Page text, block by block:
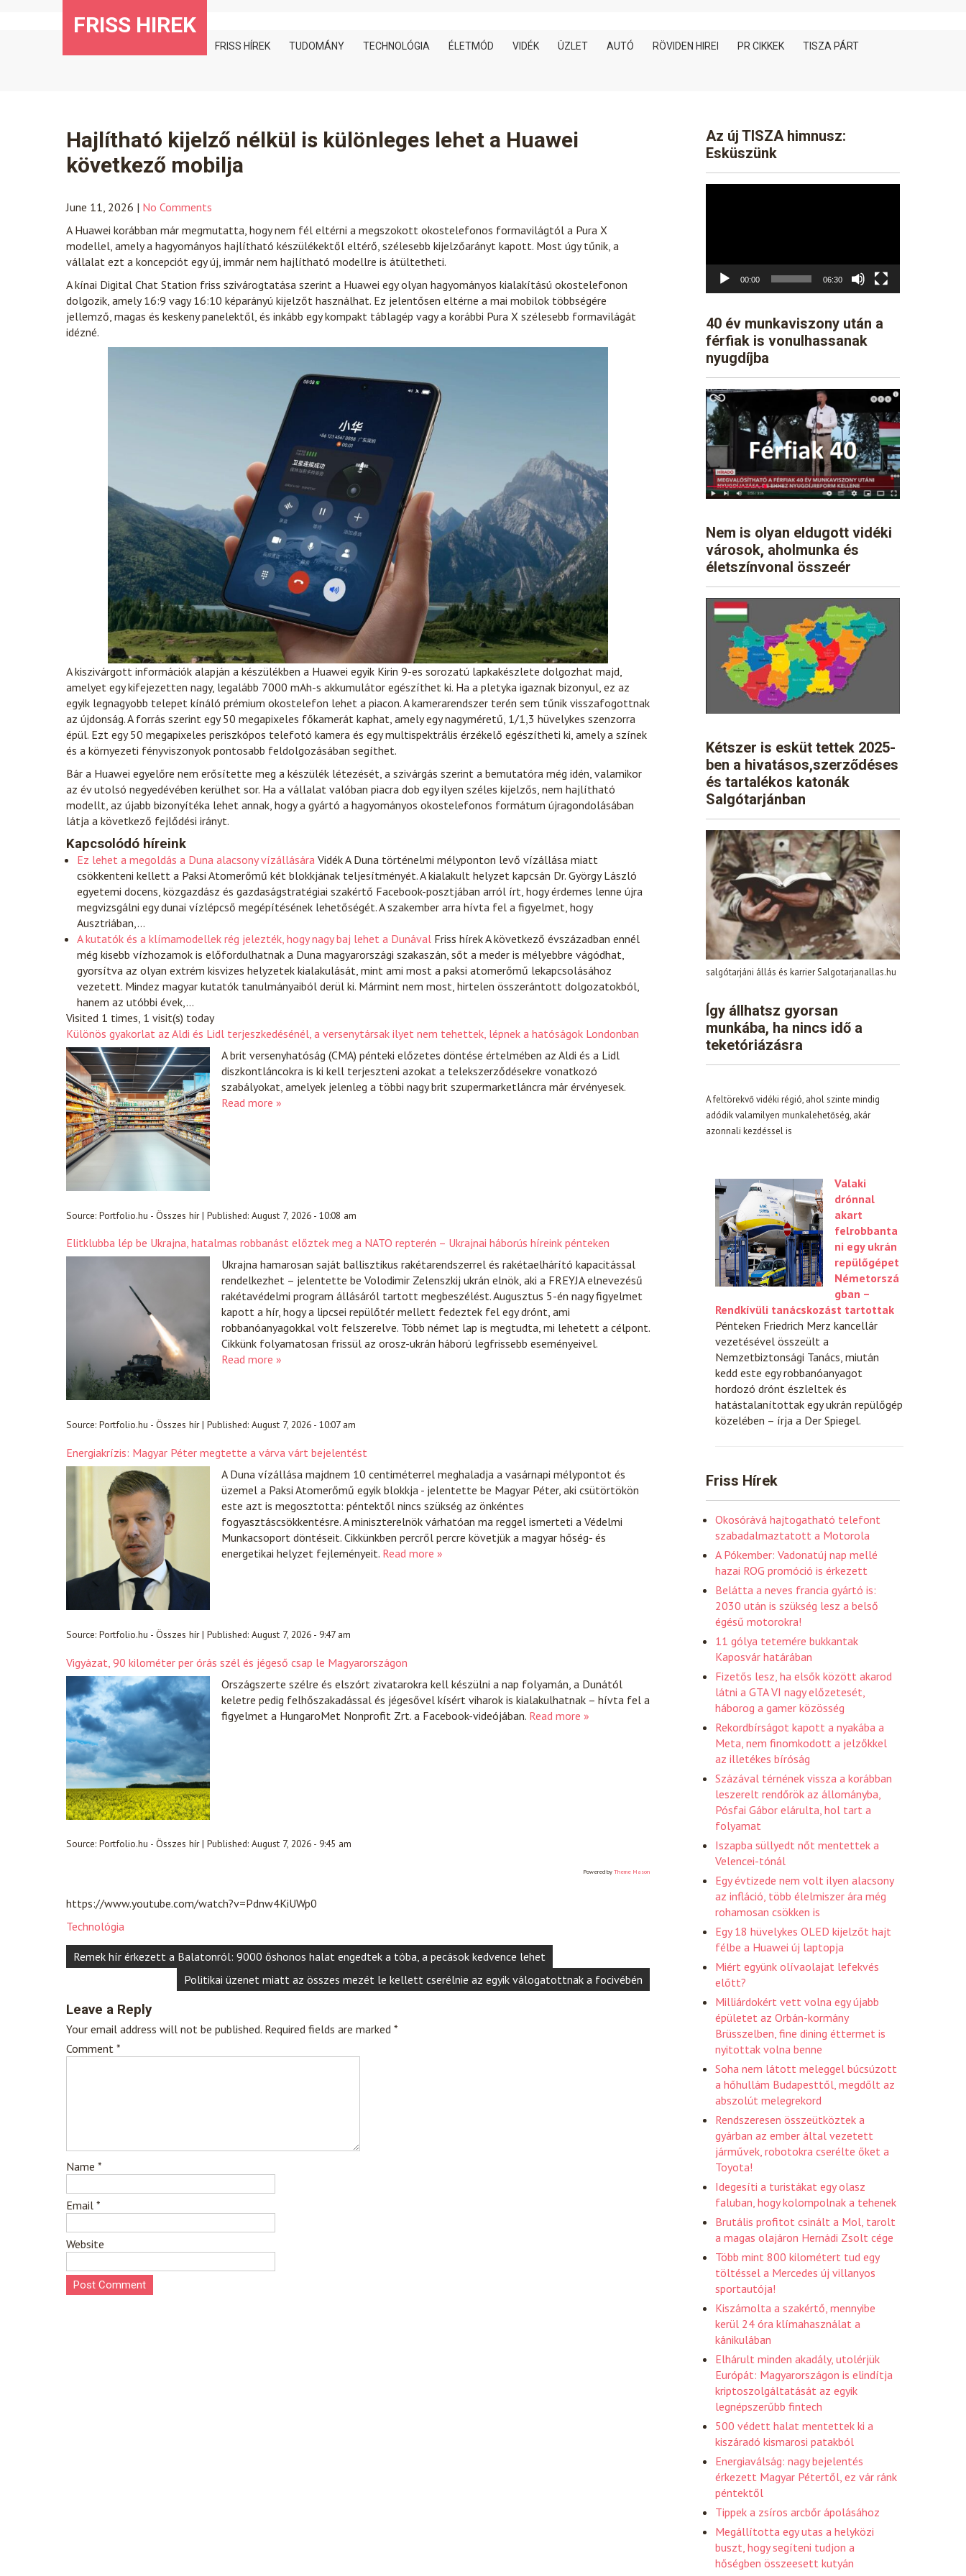
FRISS HIREK
FRISS HÍREK TUDOMÁNY TECHNOLÓGIA ÉLETMÓD VIDÉK ÜZLET AUTÓ RÖVIDEN HIREI PR CIKKEK TISZA PÁRT
Hajlítható kijelző nélkül is különleges lehet a Huawei
következő mobilja
June 11, 2026 | No Comments
A Huawei korábban már megmutatta, hogy nem fél eltérni a megszokott okostelefonos formavilágtól a Pura X
modellel, amely a hagyományos hajlítható készülékektől eltérő, szélesebb kijelzőarányt kapott. Most úgy tűnik, a
vállalat ezt a koncepciót egy új, immár nem hajlítható modellre is átültetheti.
A kínai Digital Chat Station friss szivárogtatása szerint a Huawei egy olyan hagyományos kialakítású okostelefonon
dolgozik, amely 16:9 vagy 16:10 képarányú kijelzőt használhat. Ez jelentősen eltérne a mai mobilok többségére
jellemző, magas és keskeny panelektől, és inkább egy kompakt táblagép vagy a korábbi Pura X szélesebb formavilágát
idézné.
A kiszivárgott információk alapján a készülékben a Huawei egyik Kirin 9-es sorozatú lapkakészlete dolgozhat majd,
amelyet egy kifejezetten nagy, legalább 7000 mAh-s akkumulátor egészíthet ki. Ha a pletyka igaznak bizonyul, ez az
egyik legnagyobb telepet kínáló prémium okostelefon lehet a piacon. A kamerarendszer terén sem tűnik visszafogottnak
az újdonság. A forrás szerint egy 50 megapixeles főkamerát kaphat, amely egy nagyméretű, 1/1,3 hüvelykes szenzorra
épül. Ezt egy 50 megapixeles periszkópos telefotó kamera és egy multispektrális érzékelő egészítheti ki, amely a színek
és a környezeti fényviszonyok pontosabb feldolgozásában segíthet.
Bár a Huawei egyelőre nem erősítette meg a készülék létezését, a szivárgás szerint a bemutatóra még idén, valamikor
az év utolsó negyedévében kerülhet sor. Ha a vállalat valóban piacra dob egy ilyen széles kijelzős, nem hajlítható
modellt, az újabb bizonyítéka lehet annak, hogy a gyártó a hagyományos okostelefonos formátum újragondolásában
látja a következő fejlődési irányt.
Kapcsolódó híreink
Ez lehet a megoldás a Duna alacsony vízállására VidékA Duna történelmi mélyponton levő vízállása miatt
csökkenteni kellett a Paksi Atomerőmű két blokkjának teljesítményét. A kialakult helyzet kapcsán Dr. György László
egyetemi docens, közgazdász és gazdaságstratégiai szakértő Facebook-posztjában arról írt, hogy érdemes lenne újra
megvizsgálni egy dunai vízlépcső megépítésének lehetőségét. A szakember arra hívta fel a figyelmet, hogy
Ausztriában,…
A kutatók és a klímamodellek rég jelezték, hogy nagy baj lehet a Dunával Friss hírekA következő évszázadban ennél
még kisebb vízhozamok is előfordulhatnak a Duna magyarországi szakaszán, sőt a meder is mélyebbre vágódhat,
gyorsítva az olyan extrém kisvizes helyzetek kialakulását, mint ami most a paksi atomerőmű lekapcsolásához
vezetett. Mindez magyar kutatók tanulmányaiból derül ki. Mármint nem most, hirtelen összerántott dolgozatokból,
hanem az utóbbi évek,…
Visited 1 times, 1 visit(s) today
Különös gyakorlat az Aldi és Lidl terjeszkedésénél, a versenytársak ilyet nem tehettek, lépnek a hatóságok Londonban
A brit versenyhatóság (CMA) pénteki előzetes döntése értelmében az Aldi és a Lidl
diszkontláncokra is ki kell terjeszteni azokat a telekszerződésekre vonatkozó
szabályokat, amelyek jelenleg a többi nagy brit szupermarketláncra már érvényesek.
Read more »
Source: Portfolio.hu - Összes hír| Published: August 7, 2026 - 10:08 am
Elitklubba lép be Ukrajna, hatalmas robbanást előztek meg a NATO repterén – Ukrajnai háborús híreink pénteken
Ukrajna hamarosan saját ballisztikus rakétarendszerrel és rakétaelhárító kapacitással
rendelkezhet – jelentette be Volodimir Zelenszkij ukrán elnök, aki a FREYJA elnevezésű
rakétavédelmi program állásáról tartott megbeszélést. Augusztus 5-én nagy figyelmet
kapott a hír, hogy a lipcsei repülőtér mellett fedeztek fel egy drónt, ami
robbanóanyagokkal volt felszerelve. Több német lap is megtudta, mi lehetett a célpont.
Cikkünk folyamatosan frissül az orosz-ukrán háború legfrissebb eseményeivel.
Read more »
Source: Portfolio.hu - Összes hír| Published: August 7, 2026 - 10:07 am
Energiakrízis: Magyar Péter megtette a várva várt bejelentést
A Duna vízállása majdnem 10 centiméterrel meghaladja a vasárnapi mélypontot és
üzemel a Paksi Atomerőmű egyik blokkja - jelentette be Magyar Péter, aki csütörtökön
este azt is megosztotta: péntektől nincs szükség az önkéntes
fogyasztáscsökkentésre. A miniszterelnök várhatóan ma reggel ismerteti a Védelmi
Munkacsoport döntéseit. Cikkünkben percről percre követjük a magyar hőség- és
energetikai helyzet fejleményeit. Read more »
Source: Portfolio.hu - Összes hír| Published: August 7, 2026 - 9:47 am
Vigyázat, 90 kilométer per órás szél és jégeső csap le Magyarországon
Országszerte szélre és elszórt zivatarokra kell készülni a nap folyamán, a Dunától
keletre pedig felhőszakadással és jégesővel kísért viharok is kialakulhatnak – hívta fel a
figyelmet a HungaroMet Nonprofit Zrt. a Facebook-videójában. Read more »
Source: Portfolio.hu - Összes hír| Published: August 7, 2026 - 9:45 am
Powered by Theme Mason
https://www.youtube.com/watch?v=Pdnw4KiUWp0
Technológia
Post
navigation
Remek hír érkezett a Balatonról: 9000 őshonos halat engedtek a tóba, a pecások kedvence lehet
Politikai üzenet miatt az összes mezét le kellett cserélnie az egyik válogatottnak a focivébén
Leave a Reply
Your email address will not be published. Required fields are marked *
Comment *
Name *
Email *
Website
Az új TISZA himnusz:
Esküszünk
00:00 06:30
40 év munkaviszony után a
férfiak is vonulhassanak
nyugdíjba
Nem is olyan eldugott vidéki
városok, aholmunka és
életszínvonal összeér
Kétszer is esküt tettek 2025-
ben a hivatásos,szerződéses
és tartalékos katonák
Salgótarjánban
salgótarjáni állás és karrier Salgotarjanallas.hu
Így állhatsz gyorsan
munkába, ha nincs idő a
teketóriázásra
A feltörekvő vidéki régió, ahol szinte mindig
adódik valamilyen munkalehetőség, akár
azonnali kezdéssel is
Valaki
drónnal
akart
felrobbanta
ni egy ukrán
repülőgépet
Németorszá
gban –
Rendkívüli tanácskozást tartottak
Pénteken Friedrich Merz kancellár
vezetésével összeült a
Nemzetbiztonsági Tanács, miután
kedd este egy robbanóanyagot
hordozó drónt észleltek és
hatástalanítottak egy ukrán repülőgép
közelében – írja a Der Spiegel.
Friss Hírek
Okosórává hajtogatható telefont
szabadalmaztatott a Motorola
A Pókember: Vadonatúj nap mellé
hazai ROG promóció is érkezett
Belátta a neves francia gyártó is:
2030 után is szükség lesz a belső
égésű motorokra!
11 gólya tetemére bukkantak
Kaposvár határában
Fizetős lesz, ha elsők között akarod
látni a GTA VI nagy előzetesét,
háborog a gamer közösség
Rekordbírságot kapott a nyakába a
Meta, nem finomkodott a jelzőkkel
az illetékes bíróság
Százával térnének vissza a korábban
leszerelt rendőrök az állományba,
Pósfai Gábor elárulta, hol tart a
folyamat
Iszapba süllyedt nőt mentettek a
Velencei-tónál
Egy évtizede nem volt ilyen alacsony
az infláció, több élelmiszer ára még
rohamosan csökken is
Egy 18 hüvelykes OLED kijelzőt hajt
félbe a Huawei új laptopja
Miért együnk olívaolajat lefekvés
előtt?
Milliárdokért vett volna egy újabb
épületet az Orbán-kormány
Brüsszelben, fine dining éttermet is
nyitottak volna benne
Soha nem látott meleggel búcsúzott
a hőhullám Budapesttől, megdőlt az
abszolút melegrekord
Rendszeresen összeütköztek a
gyárban az ember által vezetett
járművek, robotokra cserélte őket a
Toyota!
Idegesíti a turistákat egy olasz
faluban, hogy kolompolnak a tehenek
Brutális profitot csinált a Mol, tarolt
a magas olajáron Hernádi Zsolt cége
Több mint 800 kilométert tud egy
töltéssel a Mercedes új villanyos
sportautója!
Kiszámolta a szakértő, mennyibe
kerül 24 óra klímahasználat a
kánikulában
Elhárult minden akadály, utolérjük
Európát: Magyarországon is elindítja
kriptoszolgáltatását az egyik
legnépszerűbb fintech
500 védett halat mentettek ki a
kiszáradó kismarosi patakból
Energiaválság: nagy bejelentés
érkezett Magyar Pétertől, ez vár ránk
péntektől
Tippek a zsíros arcbőr ápolásához
Megállította egy utas a helyközi
buszt, hogy segíteni tudjon a
hőségben összeesett kutyán